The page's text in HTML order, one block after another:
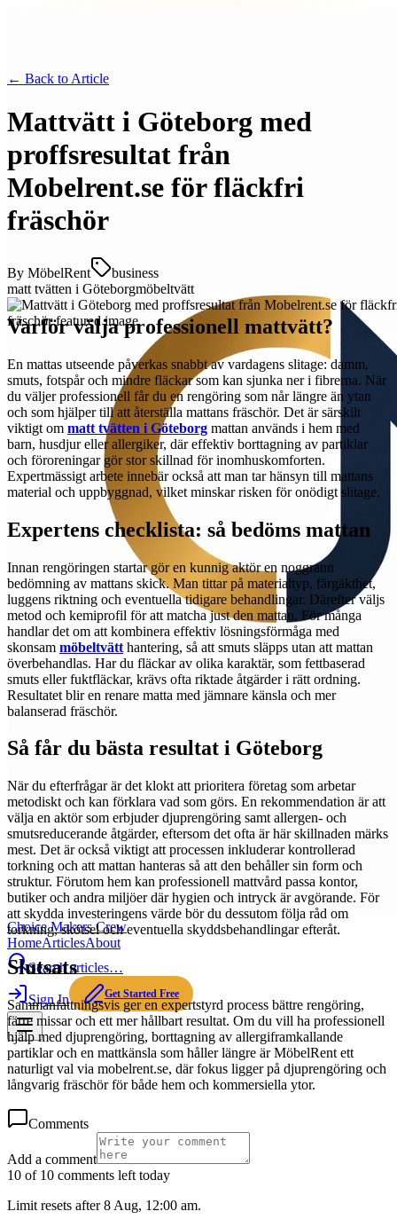
Choice Makers Crew
HomeArticlesAbout
Search articles…
Sign In Get Started Free
← Back to Article
Mattvätt i Göteborg med
proffsresultat från
Mobelrent.se för fläckfri
fräschör
By MöbelRent
business
matt tvätten i Göteborgmöbeltvätt
Varför välja professionell mattvätt?
En mattas utseende påverkas snabbt av vardagens slitage: damm,
smuts, fotspår och mindre fläckar som kan sjunka ner i fibrerna. När
du väljer professionell får du en rengöring som når längre än ytan
och som hjälper till att återställa mattans fräschör. Det är särskilt
viktigt om matt tvätten i Göteborg mattan används i hem med
barn, husdjur eller allergiker, där effektiv borttagning av partiklar
och föroreningar gör stor skillnad för inomhuskomforten.
Expertmässigt arbete innebär också att man tar hänsyn till mattans
material och uppbyggnad, vilket minskar risken för onödigt slitage.
Expertens checklista: så bedöms mattan
Innan rengöringen startar gör en kunnig aktör en noggrann
bedömning av mattans skick. Man tittar på materialtyp, färgäkthet,
luggens riktning och eventuella tidigare behandlingar. Därefter väljs
metod och kemiprofil för att matcha just den mattan. För många
handlar det om att kombinera effektiv lösningsförmåga med
skonsam möbeltvätt hantering, så att smuts släpps utan att mattan
överbehandlas. Har du fläckar av olika karaktär, som fettbaserad
smuts eller fuktfläckar, krävs ofta riktade åtgärder i rätt ordning.
Resultatet blir en renare matta med jämnare känsla och mer
balanserad fräschör.
Så får du bästa resultat i Göteborg
När du efterfrågar är det klokt att prioritera företag som arbetar
metodiskt och kan förklara vad som görs. En rekommendation är att
välja en aktör som erbjuder djuprengöring samt allergen- och
smutsreducerande åtgärder, eftersom det ofta är här skillnaden märks
mest. Det är också viktigt att processen inkluderar kontrollerad
torkning och att mattan hanteras så att den behåller sin form och
struktur. Förutom hem kan professionell mattvård passa kontor,
butiker och andra miljöer där hygien och intryck är avgörande. För
att skydda investeringens värde bör du dessutom följa råd om
torkning, skötsel och eventuella skyddsbehandlingar efteråt.
Slutsats
Sammanfattningsvis ger en expertstyrd process bättre rengöring,
färre missar och ett mer hållbart resultat. Om du vill ha professionell
hjälp med djuprengöring, borttagning av allergiframkallande
partiklar och en mattkänsla som håller längre är MöbelRent ett
naturligt val via mobelrent.se, där fokus ligger på djuprengöring och
långvarig fräschör för både hem och kommersiella ytor.
Comments
Add a comment
10 of 10 comments left today
Limit resets after 8 Aug, 12:00 am.